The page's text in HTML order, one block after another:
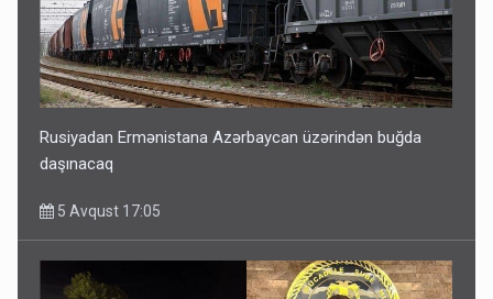
Rusiyadan Ermənistana Azərbaycan üzərindən buğda
daşınacaq
5 Avqust 17:05